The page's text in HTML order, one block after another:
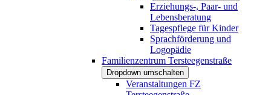
Erziehungs-, Paar- und
Lebensberatung
Tagespflege für Kinder
Sprachförderung und
Logopädie
Familienzentrum Tersteegenstraße
Dropdown umschalten
Veranstaltungen FZ